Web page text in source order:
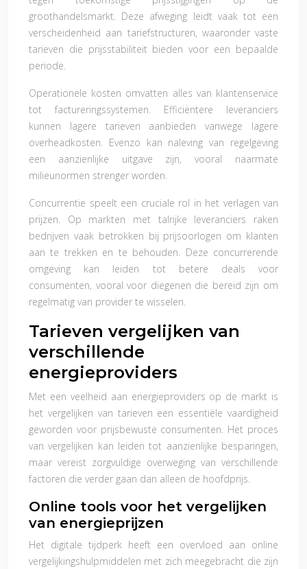
groothandelsmarkt. Deze afweging leidt vaak tot een
verscheidenheid aan tariefstructuren, waaronder vaste
tarieven die prijsstabiliteit bieden voor een bepaalde
periode.
Operationele kosten omvatten alles van klantenservice
tot factureringssystemen. Efficiëntere leveranciers
kunnen lagere tarieven aanbieden vanwege lagere
overheadkosten. Evenzo kan naleving van regelgeving
een aanzienlijke uitgave zijn, vooral naarmate
milieunormen strenger worden.
Concurrentie speelt een cruciale rol in het verlagen van
prijzen. Op markten met talrijke leveranciers raken
bedrijven vaak betrokken bij prijsoorlogen om klanten
aan te trekken en te behouden. Deze concurrerende
omgeving kan leiden tot betere deals voor
consumenten, vooral voor diegenen die bereid zijn om
regelmatig van provider te wisselen.
Tarieven vergelijken van
verschillende
energieproviders
Met een veelheid aan energieproviders op de markt is
het vergelijken van tarieven een essentiële vaardigheid
geworden voor prijsbewuste consumenten. Het proces
van vergelijken kan leiden tot aanzienlijke besparingen,
maar vereist zorgvuldige overweging van verschillende
factoren die verder gaan dan alleen de hoofdprijs.
Online tools voor het vergelijken
van energieprijzen
Het digitale tijdperk heeft een overvloed aan online
vergelijkingshulpmiddelen met zich meegebracht die zijn